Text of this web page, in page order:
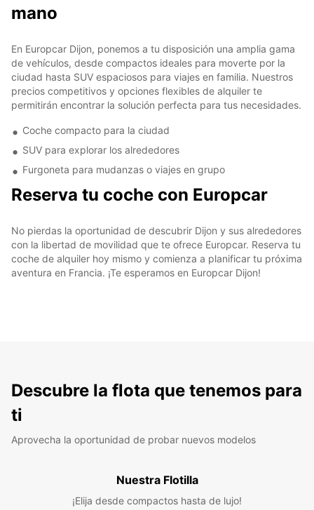
mano
En Europcar Dijon, ponemos a tu disposición una amplia gama
de vehículos, desde compactos ideales para moverte por la
ciudad hasta SUV espaciosos para viajes en familia. Nuestros
precios competitivos y opciones flexibles de alquiler te
permitirán encontrar la solución perfecta para tus necesidades.
Coche compacto para la ciudad
SUV para explorar los alrededores
Furgoneta para mudanzas o viajes en grupo
Reserva tu coche con Europcar
No pierdas la oportunidad de descubrir Dijon y sus alrededores
con la libertad de movilidad que te ofrece Europcar. Reserva tu
coche de alquiler hoy mismo y comienza a planificar tu próxima
aventura en Francia. ¡Te esperamos en Europcar Dijon!
Descubre la flota que tenemos para
ti
Aprovecha la oportunidad de probar nuevos modelos
Nuestra Flotilla
¡Elija desde compactos hasta de lujo!